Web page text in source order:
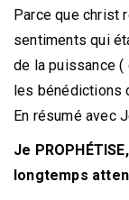
Parce que christ
sentiments qui
de la puissance (
les bénédictions
En résumé avec
Je
longtemps